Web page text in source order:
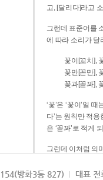
고, [달리다]라고
그런데 표준어를
에 따라 소리가 달
꽃이[꼬치],
꽃만[꼰만],
꽃과[꼳꽈],
‘꽃’은 ‘꽃이’일
다’는 원칙만 적용한다면, [꼬치]로
은 ‘꼳꽈’로 적게
그런데 이처럼 의
되게 적는 것이
방화3동 827) 대표